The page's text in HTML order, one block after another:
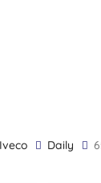
Iveco Daily